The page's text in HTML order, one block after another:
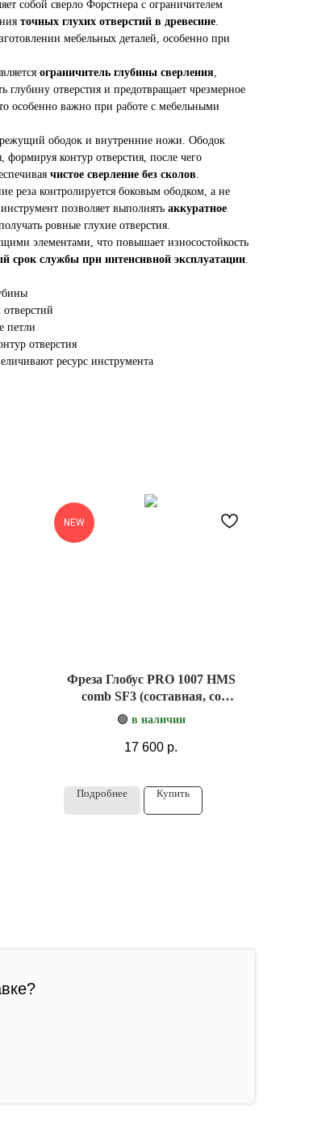
собой сверло Форстнера с ограничителем
точных глухих отверстий в древесине
мебельных деталей, особенно при
ограничитель глубины сверления
глубину отверстия и предотвращает чрезмерное
особенно важно при работе с мебельными
ободок и внутренние ножи. Ободок
формируя контур отверстия, после чего
чистое сверление без сколов
реза контролируется боковым ободком, а не
позволяет выполнять аккуратное
ровные глухие отверстия.
элементами, что повышает износостойкость
срок службы при интенсивной эксплуатации
отверстий
петли
отверстия
ресурс инструмента
NEW
Фреза Глобус PRO 1007 HMS
comb SF3 (составная, со
стружколомом)
🟢 в наличии
17 600 р.
Подробнее Купить